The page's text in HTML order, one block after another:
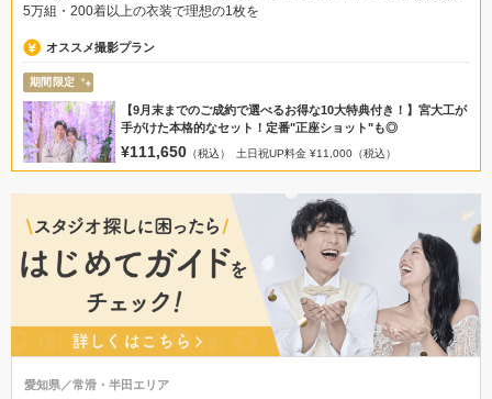
5万組・200着以上の衣装で理想の1枚を
オススメ撮影プラン
期間限定
【9月末までのご成約で選べるお得な10大特典付き！】宮大工が
手がけた本格的なセット！定番"正座ショット"も◎
¥111,650 （税込） 土日祝UP料金 ¥11,000（税込）
愛知県／常滑・半田エリア